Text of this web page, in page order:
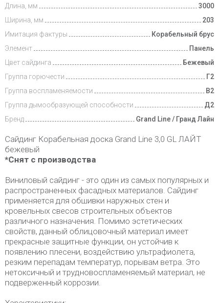
Длина, мм
3000
Ширина, мм
203
Имитация фактуры
Корабельный брус
Элемент
Панель
Цвет сайдинга
Бежевый
Группа горючести
Г2
Группа воспламеняемости
B2
Группа дымообразующей способности
Д2
Бренд
Grand Line / Гранд Лайн
Сайдинг Корабельная доска Grand Line 3,0 GL ЛАЙТ
бежевый
*Снят с производства
Виниловый сайдинг - это один из самых популярных и
распространенных фасадных материалов. Сайдинг
применяется для обшивки наружных стен и
кровельных свесов строительных объектов
различного назначения. Помимо эстетических
свойств, данный облицовочный материал имеет
прекрасные защитные функции, он устойчив к
появлению плесени, воздействию ультрафиолета,
резким перепадам температур, порывам ветра. Это
нетоксичный и трудновоспламеняемый материал, не
подверженный коррозии.